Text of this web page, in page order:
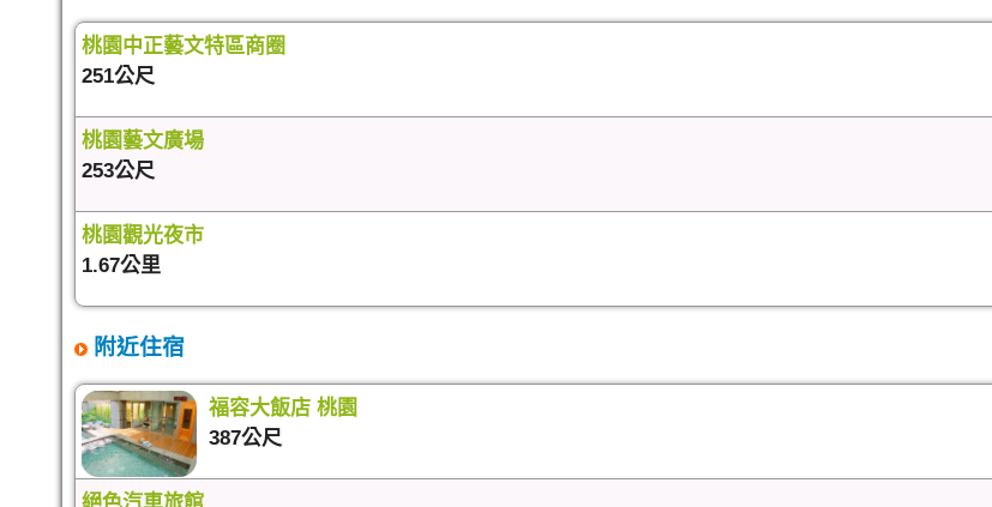
桃園中正藝文特區商圈
251公尺
桃園藝文廣場
253公尺
桃園觀光夜市
1.67公里
附近住宿
福容大飯店 桃園
387公尺
絕色汽車旅館